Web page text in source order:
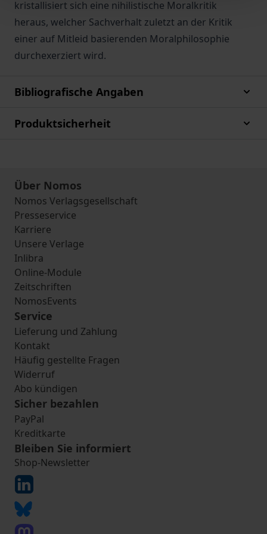
kristallisiert sich eine nihilistische Moralkritik
heraus, welcher Sachverhalt zuletzt an der Kritik
einer auf Mitleid basierenden Moralphilosophie
durchexerziert wird.
Bibliografische Angaben
Produktsicherheit
Über Nomos
Nomos Verlagsgesellschaft
Presseservice
Karriere
Unsere Verlage
Inlibra
Online-Module
Zeitschriften
NomosEvents
Service
Lieferung und Zahlung
Kontakt
Häufig gestellte Fragen
Widerruf
Abo kündigen
Sicher bezahlen
PayPal
Kreditkarte
Bleiben Sie informiert
Shop-Newsletter